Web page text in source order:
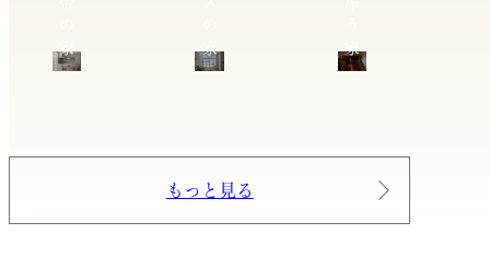
家
家
家
もっと見る